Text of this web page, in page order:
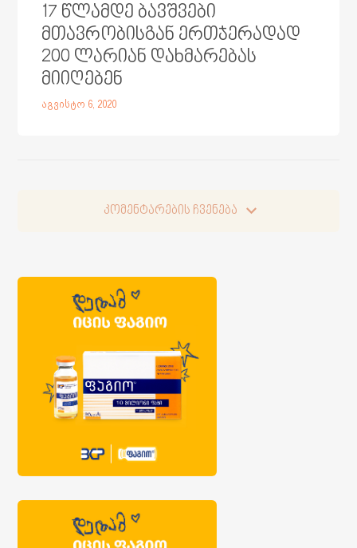
17 წლამდე ბავშვები
მთავრობისგან ერთჯერადად
200 ლარიან დახმარებას
მიიღებენ
აგვისტო 6, 2020
კომენტარების ჩვენება